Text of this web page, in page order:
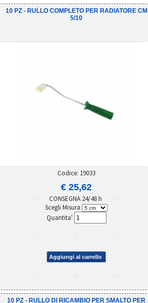
10 PZ - RULLO COMPLETO PER RADIATORE CM
5/10
Codice: 19033
€ 25,62
CONSEGNA 24/48 h
Scegli Misura
Quantita'
Aggiungi al carrello
10 PZ - RULLO DI RICAMBIO PER SMALTO PER